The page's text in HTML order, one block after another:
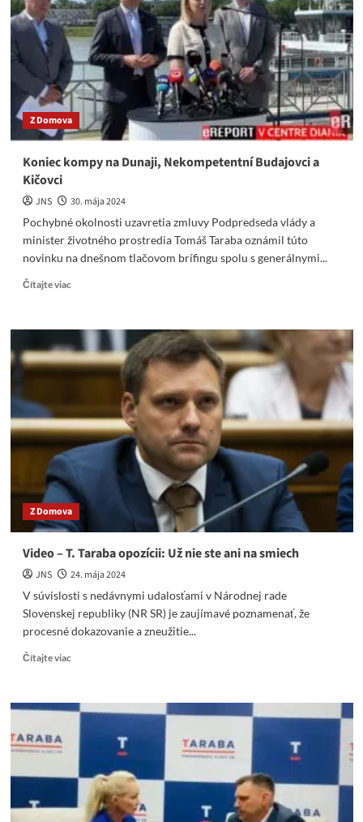
ste
nám
víťazom
diktovali
čo
máme
Z Domova
Koniec kompy na Dunaji, Nekompetentní Budajovci a
Kičovci
JNS
30. mája 2024
Pochybné okolnosti uzavretia zmluvy Podpredseda vlády a
minister životného prostredia Tomáš Taraba oznámil túto
novinku na dnešnom tlačovom brífingu spolu s generálnymi...
Čítajte viacRead
Koniec
kompy
na
Nekompetentní
Budajovci
a
Kičovci
Z Domova
Video – T. Taraba opozícii: Už nie ste ani na smiech
JNS
24. mája 2024
V súvislosti s nedávnymi udalosťami v Národnej rade
Slovenskej republiky (NR SR) je zaujímavé poznamenať, že
procesné dokazovanie a zneužitie...
Čítajte viacRead
Video
–
Taraba
Už
ste